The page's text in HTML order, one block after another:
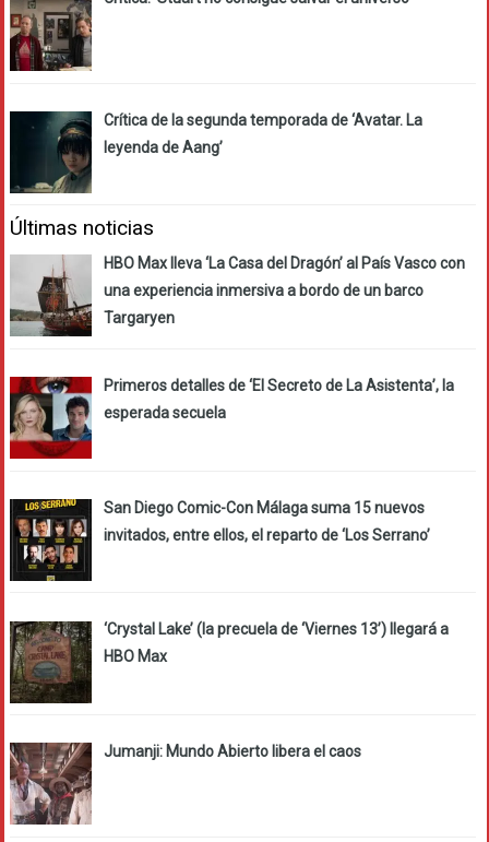
Crítica de la segunda temporada de ‘Avatar. La
leyenda de Aang’
Últimas noticias
HBO Max lleva ‘La Casa del Dragón’ al País Vasco con
una experiencia inmersiva a bordo de un barco
Targaryen
Primeros detalles de ‘El Secreto de La Asistenta’, la
esperada secuela
San Diego Comic-Con Málaga suma 15 nuevos
invitados, entre ellos, el reparto de ‘Los Serrano’
‘Crystal Lake’ (la precuela de ‘Viernes 13’) llegará a
HBO Max
Jumanji: Mundo Abierto libera el caos